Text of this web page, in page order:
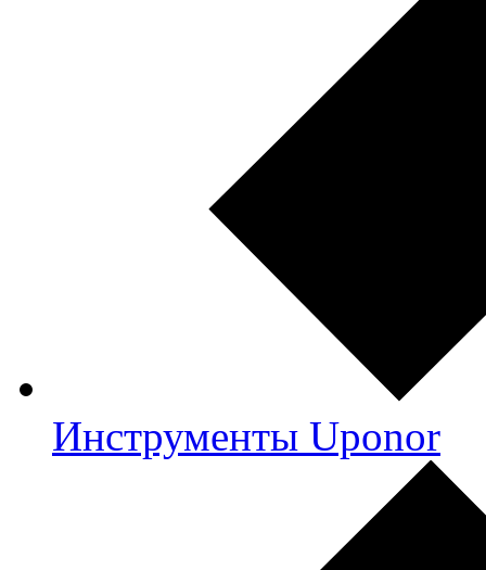
Инструменты Uponor